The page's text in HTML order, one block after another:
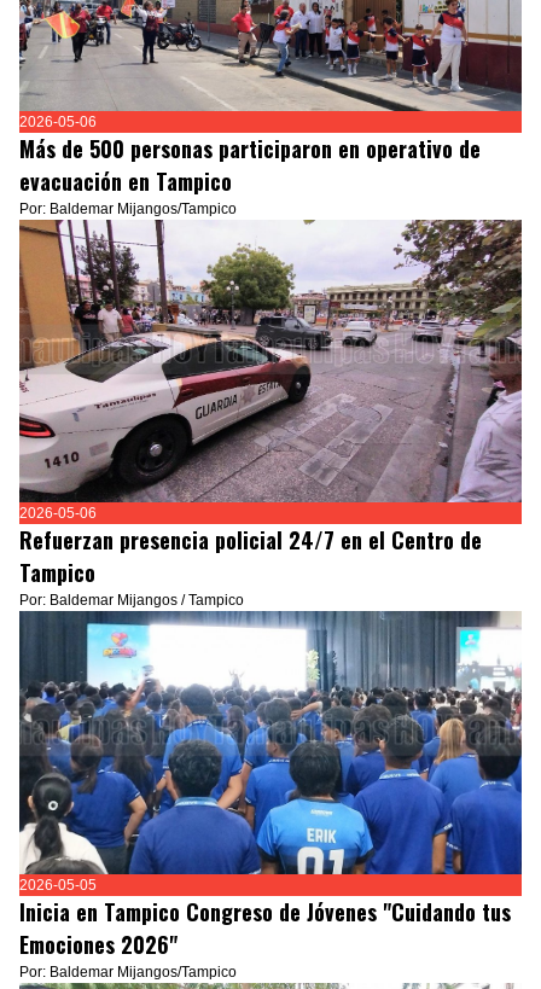
2026-05-06
Más de 500 personas participaron en operativo de
evacuación en Tampico
Por: Baldemar Mijangos/Tampico
2026-05-06
Refuerzan presencia policial 24/7 en el Centro de
Tampico
Por: Baldemar Mijangos / Tampico
2026-05-05
Inicia en Tampico Congreso de Jóvenes "Cuidando tus
Emociones 2026"
Por: Baldemar Mijangos/Tampico